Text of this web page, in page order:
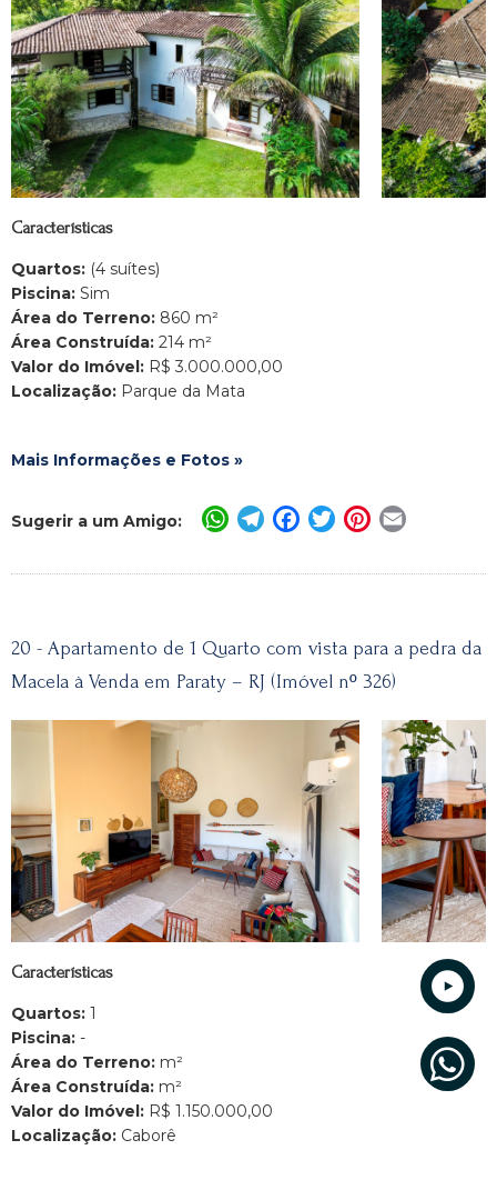
Características
Quartos: (4 suítes)
Piscina: Sim
Área do Terreno: 860 m²
Área Construída: 214 m²
Valor do Imóvel: R$ 3.000.000,00
Localização: Parque da Mata
Mais Informações e Fotos »
Sugerir a um Amigo: WhatsApp
Telegram
Facebook
TwitterPinterest
20 - Apartamento de 1 Quarto com vista para a pedra da
Macela à Venda em Paraty – RJ (Imóvel nº 326)
Características
Quartos: 1
Piscina: -
Área do Terreno: m²
Área Construída: m²
Valor do Imóvel: R$ 1.150.000,00
Localização: Caborê